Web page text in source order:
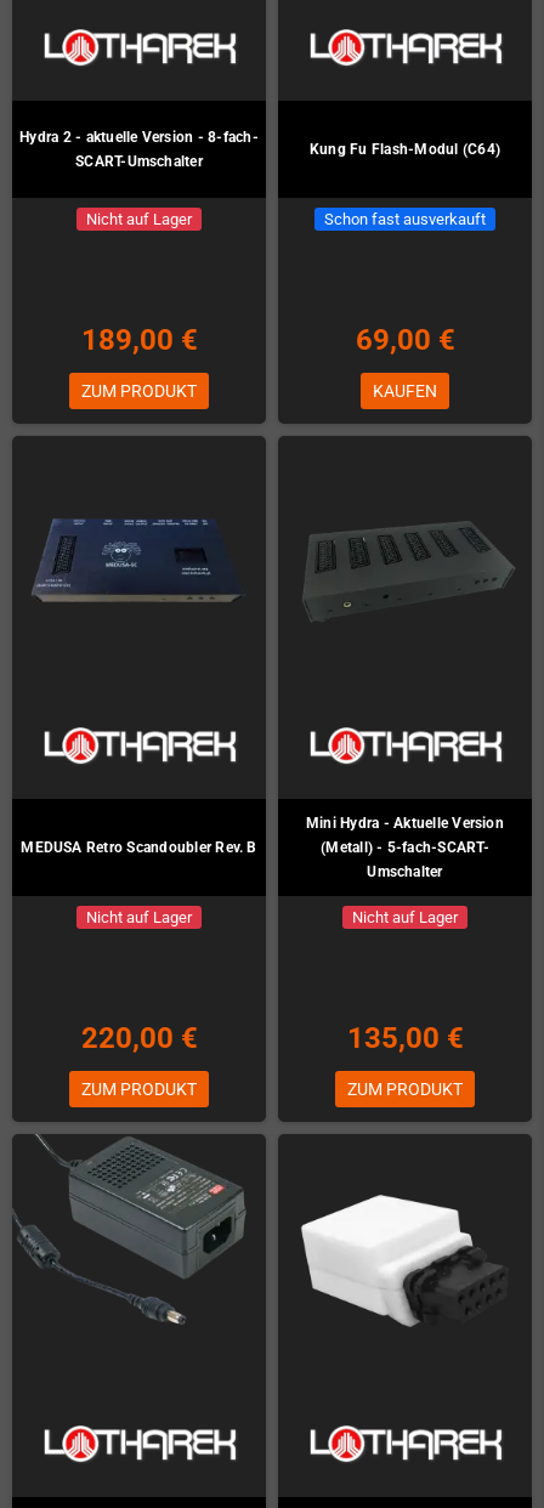
Hydra 2 - aktuelle Version - 8-fach-
SCART-Umschalter
Nicht auf Lager
189,00 €
ZUM PRODUKT
Kung Fu Flash-Modul (C64)
Schon fast ausverkauft
69,00 €
KAUFEN
MEDUSA Retro Scandoubler Rev. B
Nicht auf Lager
220,00 €
ZUM PRODUKT
Mini Hydra - Aktuelle Version
(Metall) - 5-fach-SCART-
Umschalter
Nicht auf Lager
135,00 €
ZUM PRODUKT